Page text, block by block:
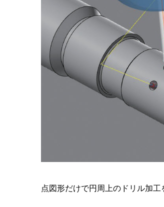
点図形だけで円周上のドリル加工